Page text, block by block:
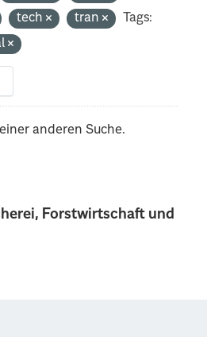
Forstwirtschaft und
tech tran
Tags:
anderen Suche.